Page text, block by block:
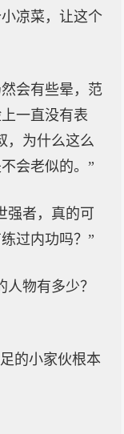
凉菜，让这个
会有些晕，范
一直没有表
，为什么这么
会老似的。”
强者，真的可
过内功吗？”
物有多少？
的小家伙根本